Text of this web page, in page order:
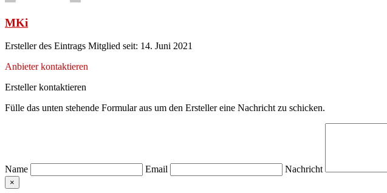
MKi
Ersteller des Eintrags Mitglied seit: 14. Juni 2021
Anbieter kontaktieren
Ersteller kontaktieren
Fülle das unten stehende Formular aus um den Ersteller eine Nachricht zu schicken.
Name Email Nachricht
×